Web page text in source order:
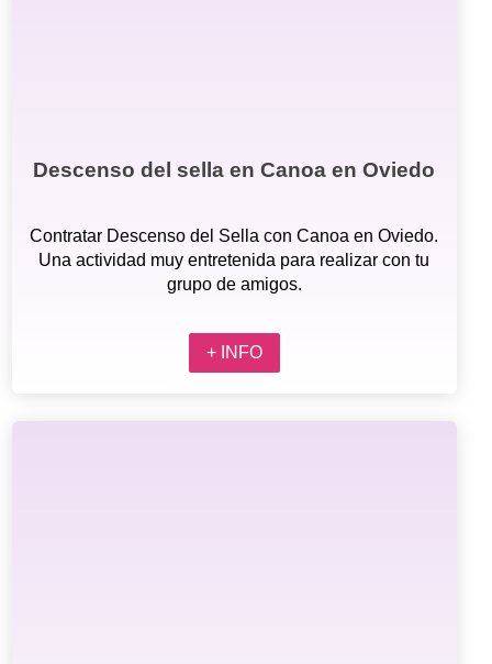
Descenso del sella en Canoa en Oviedo
Contratar Descenso del Sella con Canoa en Oviedo.
Una actividad muy entretenida para realizar con tu
grupo de amigos.
+ INFO